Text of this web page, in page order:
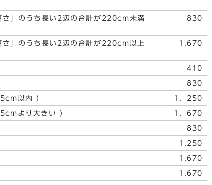
」のうち長い2辺の合計が220cm未満
830
」のうち長い2辺の合計が220cm以上
1,670
410
830
以内 ） 1，250
より大きい ) 1，670
830
1,250
1,670
1,670